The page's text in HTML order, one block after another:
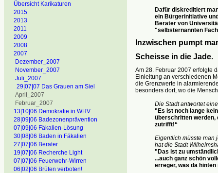
Übersicht Karikaturen
2015
2013
2011
2009
2008
2007
Dezember_2007
November_2007
Juli_2007
29|07|07 Das Grauen am Siel
April_2007
Februar_2007
13|10|06 Demokratie in WHV
28|09|06 Badezonenprävention
07|09|06 Fäkalien-Lösung
30|08|06 Baden in Fäkalien
27|07|06 Berater
19|07|06 Recherche Light
07|07|06 Feuerwehr-Wirren
06|02|06 Brüten verboten!
Dafür diskreditiert
ein Bürgerinitiative
Berater von
"selbsternannten
Inzwischen pumpt
Scheisse in die Jade.
Am 28. Februar 2007 erfolgte
Einleitung an verschiedenen
die Grenzwerte in
besonders dort, wo die
Die Stadt antwortet
"Es ist noch lange
überschrittenwerden,
zutrifft!“
Eigentlich müsste man
hat die Stadt
"Das ist zu
...auch ganz schön
erreger, was da